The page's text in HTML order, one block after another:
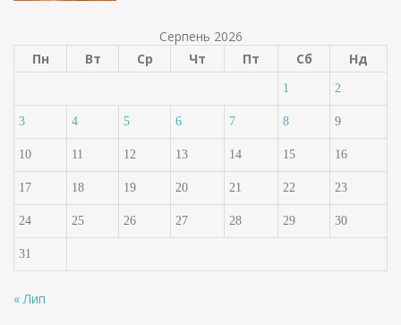
Серпень 2026
Пн
Вт Ср Чт Пт Сб Нд
1 2
3 4 5 6 7 8 9
10 11 12 13 14 15 16
17 18 19 20 21 22 23
24 25 26 27 28 29 30
31
« Лип